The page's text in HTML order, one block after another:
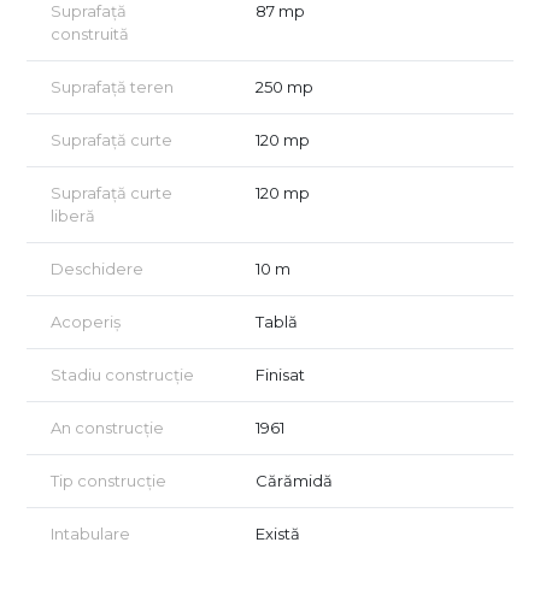
Suprafață
construită
87 mp
Suprafață teren 250 mp
Suprafață curte 120 mp
Suprafață curte
liberă
120 mp
Deschidere 10 m
Acoperiș Tablă
Stadiu construcție Finisat
An construcție 1961
Tip construcție Cărămidă
Intabulare Există